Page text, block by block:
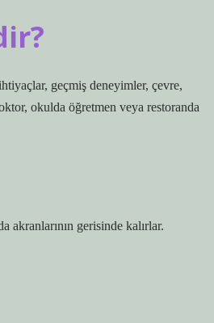
geçmiş deneyimler, çevre,
okulda öğretmen veya restoranda
gerisinde kalırlar.